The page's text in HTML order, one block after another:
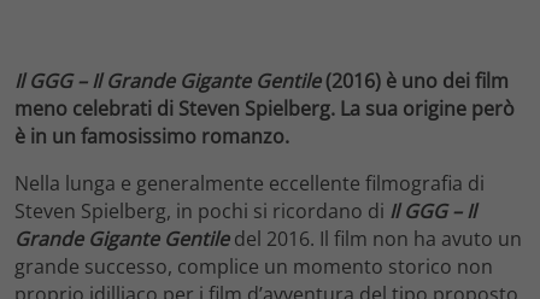
Il GGG – Il Grande Gigante Gentile(2016) è uno dei film
meno celebrati di Steven Spielberg. La sua origine però
è in un famosissimo romanzo.
Nella lunga e generalmente eccellente filmografia di
Steven Spielberg, in pochi si ricordano di Il GGG – Il
Grande Gigante Gentile del 2016. Il film non ha avuto un
grande successo, complice un momento storico non